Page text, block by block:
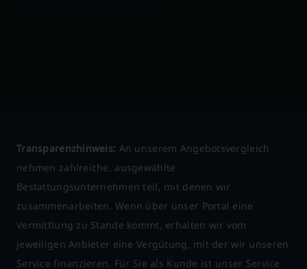
Transparenzhinweis: An unserem Angebotsvergleich
nehmen zahlreiche, ausgewählte
Bestattungsunternehmen teil, mit denen wir
zusammenarbeiten. Wenn über unser Portal eine
Vermittlung zu Stande kommt, erhalten wir vom
jeweiligen Anbieter eine Vergütung, mit der wir unseren
Service finanzieren. Für Sie als Kunde ist unser Service